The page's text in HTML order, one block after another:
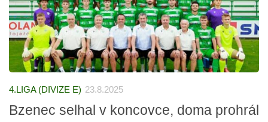
4.LIGA (DIVIZE E) 23.8.2025
Bzenec selhal v koncovce, doma prohrál